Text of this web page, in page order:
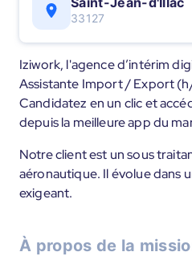
33127
Iziwork, l'agence d’intérim
Assistante Import / Export
Candidatez en un clic et
depuis la meilleure app du
Notre client est un sous
aéronautique. Il évolue dans
exigeant.
À propos de la